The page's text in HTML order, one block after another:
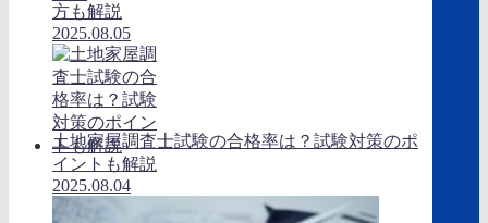
方も解説
2025.08.05
土地家屋調査士試験の合格率は？試験対策のポ
イントも解説
2025.08.04